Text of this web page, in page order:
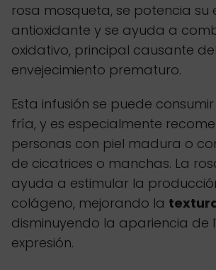
rosa mosqueta, se potencia su
antioxidante y se ayuda a
oxidativo, principal causante del
envejecimiento prematuro.
Esta infusión se puede
fría, y es especialmente
personas con piel madura o
de cicatrices o manchas. La
ayuda a estimular la
colágeno, mejorando la
disminuyendo la apariencia de
expresión.